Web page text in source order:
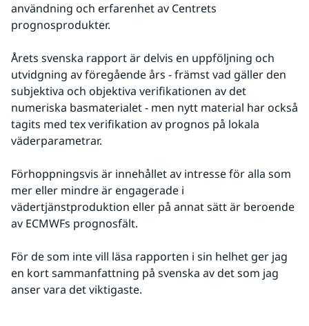
användning och erfarenhet av Centrets
prognosprodukter.
Årets svenska rapport är delvis en uppföljning och
utvidgning av föregående års - främst vad gäller den
subjektiva och objektiva verifikationen av det
numeriska basmaterialet - men nytt material har också
tagits med tex verifikation av prognos på lokala
väderparametrar.
Förhoppningsvis är innehållet av intresse för alla som
mer eller mindre är engagerade i
vädertjänstproduktion eller på annat sätt är beroende
av ECMWFs prognosfält.
För de som inte vill läsa rapporten i sin helhet ger jag
en kort sammanfattning på svenska av det som jag
anser vara det viktigaste.